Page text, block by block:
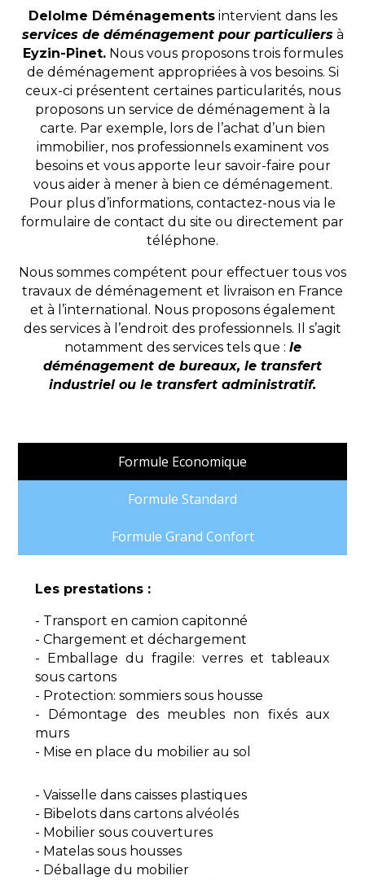
Delolme Déménagementsintervient dans les
services de déménagement pour particuliers à
Eyzin-Pinet.Nous vous proposons trois formules
de déménagement appropriées à vos besoins. Si
ceux-ci présentent certaines particularités, nous
proposons un service de déménagement à la
carte. Par exemple, lors de l’achat d’un bien
immobilier, nos professionnels examinent vos
besoins et vous apporte leur savoir-faire pour
vous aider à mener à bien ce déménagement.
Pour plus d’informations, contactez-nous via le
formulaire de contact du site ou directement par
téléphone.
Nous sommes compétent pour effectuer tous vos
travaux de déménagement et livraison en France
et à l’international. Nous proposons également
des services à l’endroit des professionnels. Il s’agit
notamment des services tels que : le
déménagement de bureaux, le transfert
industriel ou le transfert administratif.
Formule Economique
Formule Standard
Formule Grand Confort
Les prestations :
- Transport en camion capitonné
- Chargement et déchargement
- Emballage du fragile: verres et tableaux
sous cartons
- Protection: sommiers sous housse
- Démontage des meubles non fixés aux
murs
- Mise en place du mobilier au sol
- Vaisselle dans caisses plastiques
- Bibelots dans cartons alvéolés
- Mobilier sous couvertures
- Matelas sous housses
- Déballage du mobilier